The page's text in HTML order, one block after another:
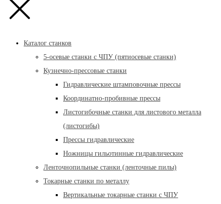
Каталог станков
5-осевые станки с ЧПУ (пятиосевые станки)
Кузнечно-прессовые станки
Гидравлические штамповочные прессы
Координатно-пробивные прессы
Листогибочные станки для листового металла
(листогибы)
Прессы гидравлические
Ножницы гильотинные гидравлические
Ленточнопильные станки (ленточные пилы)
Токарные станки по металлу
Вертикальные токарные станки с ЧПУ